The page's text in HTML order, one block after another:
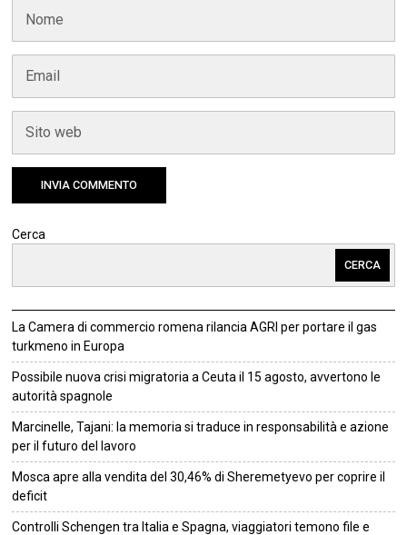
Cerca
CERCA
La Camera di commercio romena rilancia AGRI per portare il gas
turkmeno in Europa
Possibile nuova crisi migratoria a Ceuta il 15 agosto, avvertono le
autorità spagnole
Marcinelle, Tajani: la memoria si traduce in responsabilità e azione
per il futuro del lavoro
Mosca apre alla vendita del 30,46% di Sheremetyevo per coprire il
deficit
Controlli Schengen tra Italia e Spagna, viaggiatori temono file e